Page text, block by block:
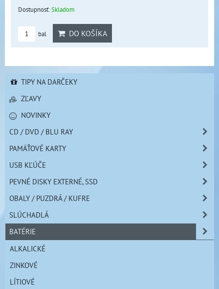
Dostupnosť:Skladom
bal DO KOŠÍKA
TIPY NA DARČEKY
ZĽAVY
NOVINKY
CD / DVD / BLU RAY
PAMÄŤOVÉ KARTY
USB KĽÚČE
PEVNÉ DISKY EXTERNÉ, SSD
OBALY / PUZDRÁ / KUFRE
SLÚCHADLÁ
BATÉRIE
ALKALICKÉ
ZINKOVÉ
LÍTIOVÉ